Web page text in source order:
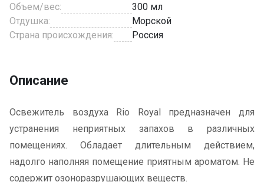
Объем/вес:
300 мл
Отдушка:
Морской
Страна происхождения:
Россия
Описание
Освежитель воздуха Rio Royal предназначен для
устранения неприятных запахов в различных
помещениях. Обладает длительным действием,
надолго наполняя помещение приятным ароматом. Не
содержит озоноразрушающих веществ.